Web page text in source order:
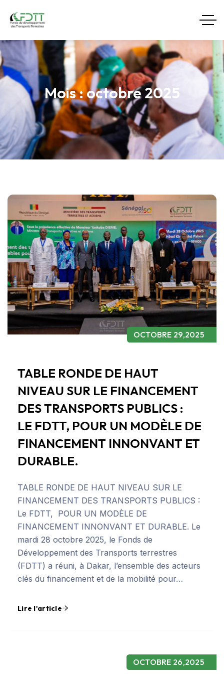
Mois :octobre 2025
OCTOBRE 29,2025
TABLE RONDE DE HAUT
NIVEAU SUR LE FINANCEMENT
DES TRANSPORTS PUBLICS :
LE FDTT, POUR UN MODÈLE DE
FINANCEMENT INNONVANT ET
DURABLE.
TABLE RONDE DE HAUT NIVEAU SUR LE
FINANCEMENT DES TRANSPORTS PUBLICS :
Le FDTT, POUR UN MODÈLE DE
FINANCEMENT INNONVANT ET DURABLE. Le
mardi 28 octobre 2025, le Fonds de
Développement des Transports terrestres
(FDTT) a réuni, à Dakar, l’ensemble des acteurs
clés du financement et de la mobilité pour…
Lire l'article
OCTOBRE 26,2025